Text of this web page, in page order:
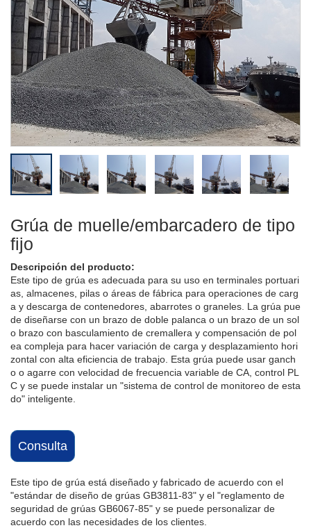
Grúa de muelle/embarcadero de tipo
fijo
Descripción del producto:
Este tipo de grúa es adecuada para su uso en terminales portuari
as, almacenes, pilas o áreas de fábrica para operaciones de carg
a y descarga de contenedores, abarrotes o graneles. La grúa pue
de diseñarse con un brazo de doble palanca o un brazo de un sol
o brazo con basculamiento de cremallera y compensación de pol
ea compleja para hacer variación de carga y desplazamiento hori
zontal con alta eficiencia de trabajo. Esta grúa puede usar ganch
o o agarre con velocidad de frecuencia variable de CA, control PL
C y se puede instalar un "sistema de control de monitoreo de esta
do" inteligente.
Consulta
Este tipo de grúa está diseñado y fabricado de acuerdo con el
"estándar de diseño de grúas GB3811-83" y el "reglamento de
seguridad de grúas GB6067-85" y se puede personalizar de
acuerdo con las necesidades de los clientes.